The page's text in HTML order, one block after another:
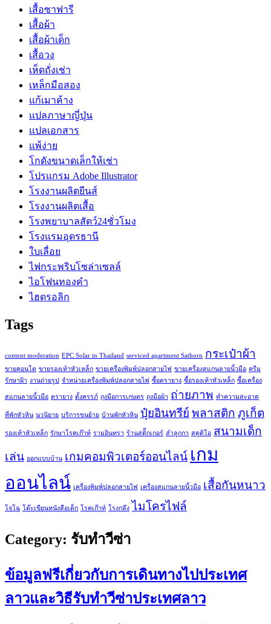
เสื้อซาฟารี
เสื้อผ้า
เสื้อผ้าเด็ก
เสื้อวง
เห็ดถั่งเช่า
เหล็กมือสอง
แก้เมาค้าง
แปลภาษาญี่ปุ่น
แปลเอกสาร
แพ้ง่าย
โกดังขนาดเล็กให้เช่า
โปรแกรม Adobe Illustrator
โรงงานผลิตยีนส์
โรงงานผลิตเสื้อ
โรงพยาบาลสัตว์24ชั่วโมง
โรงแรมอุดรธานี
ใบเลื่อย
ไฟกระพริบโซล่าเซลล์
ไอโฟนทองคำ
ไฮดรอลิก
Tags
content moderation EPC Solar in Thailand serviced apartment Sathorn กระเป๋าผ้า
ขายคอนโด ขายรองเท้าหัวเหล็ก ขายเครื่องพิมพ์ปลอกสายไฟ ขายเครื่องสแกนลายนิ้วมือ ครีม
รักษาฝ้า งานถ่ายรูป จำหน่ายเครื่องพิมพ์ปลอกสายไฟ ซื้อตรายาง ซื้อรองเท้าหัวเหล็ก ซื้อเครื่อง
สแกนลายนิ้วมือ ตรายาง ตั้งครรภ์ ถุงมือการเกษตร ถุงมือผ้า ถ่ายภาพ ทำความสะอาด
ที่พักหัวหิน นวนิยาย บริการขนย้าย บ้านพักหัวหิน ปุ๋ยอินทรีย์ พลาสติก ภูเก็ต
รองเท้าหัวเหล็ก รักษาโรคเก๊าท์ รามอินทรา ร้านสติีกเกอร์ ลำลูกกา สตูดิโอ สนามเด็ก
เล่น ออกแบบบ้าน เกมคอมพิวเตอร์ออนไลน์ เกม
ออนไลน์ เครื่องพิมพ์ปลอกสายไฟ เครื่องสแกนลายนิ้วมือ เสื้อกันหนาว
โจโฉ โต๊ะเขียนหนังสือเด็ก โรคเก๊าท์ โรงกลึง ไมโครไฟล์
Category: รับทำวีซ่า
ข้อมูลฟรีเกี่ยวกับการเดินทางไปประเทศ
ลาวและวิธีรับทำวีซ่าประเทศลาว